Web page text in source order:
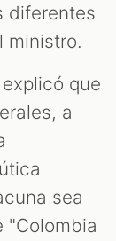
diferentes
ministro.
que
a
sea
"Colombia